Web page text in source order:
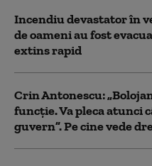
Incendiu devastator în
de oameni au fost
extins rapid
Crin Antonescu:
funcție. Va pleca atunci
guvern”. Pe cine vede